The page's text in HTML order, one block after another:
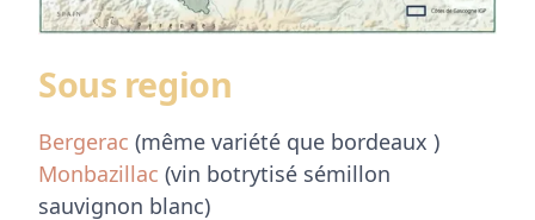
Sous region
Bergerac (même variété que bordeaux )
Monbazillac (vin botrytisé sémillon
sauvignon blanc)